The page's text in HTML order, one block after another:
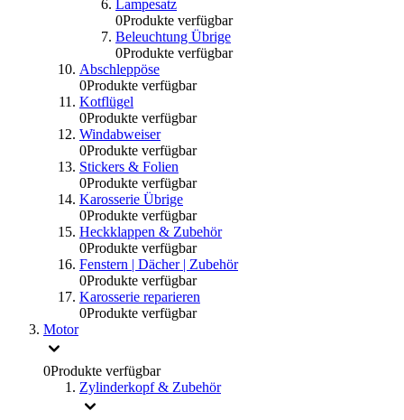
Lampesatz
0Produkte verfügbar
Beleuchtung Übrige
0Produkte verfügbar
Abschleppöse
0Produkte verfügbar
Kotflügel
0Produkte verfügbar
Windabweiser
0Produkte verfügbar
Stickers & Folien
0Produkte verfügbar
Karosserie Übrige
0Produkte verfügbar
Heckklappen & Zubehör
0Produkte verfügbar
Fenstern | Dächer | Zubehör
0Produkte verfügbar
Karosserie reparieren
0Produkte verfügbar
Motor
0Produkte verfügbar
Zylinderkopf & Zubehör